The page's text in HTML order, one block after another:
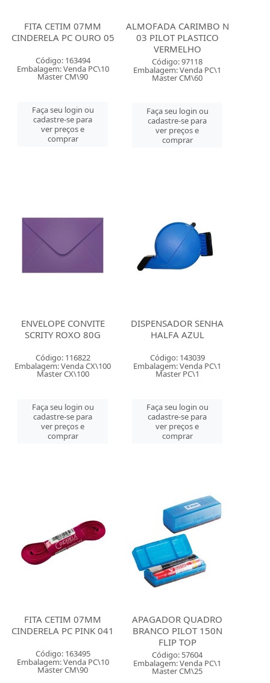
FITA CETIM 07MM
CINDERELA PC OURO 05
Código: 163494
Embalagem: Venda PC\10
Master CM\90
Faça seu login ou
cadastre-se para
ver preços e
comprar
ALMOFADA CARIMBO N
03 PILOT PLASTICO
VERMELHO
Código: 97118
Embalagem: Venda PC\1
Master CM\60
Faça seu login ou
cadastre-se para
ver preços e
comprar
ENVELOPE CONVITE
SCRITY ROXO 80G
Código: 116822
Embalagem: Venda CX\100
Master CX\100
Faça seu login ou
cadastre-se para
ver preços e
comprar
DISPENSADOR SENHA
HALFA AZUL
Código: 143039
Embalagem: Venda PC\1
Master PC\1
Faça seu login ou
cadastre-se para
ver preços e
comprar
FITA CETIM 07MM
CINDERELA PC PINK 041
Código: 163495
Embalagem: Venda PC\10
Master CM\90
APAGADOR QUADRO
BRANCO PILOT 150N
FLIP TOP
Código: 57604
Embalagem: Venda PC\1
Master CM\25